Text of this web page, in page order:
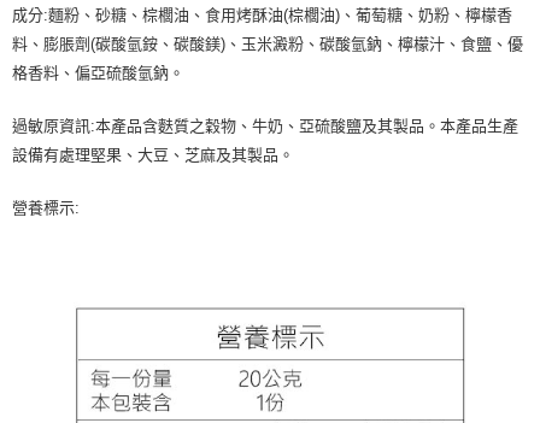
成分:麵粉、砂糖、棕櫚油、食用烤酥油(棕櫚油)、葡萄糖、奶粉、檸檬香
料、膨脹劑(碳酸氫銨、碳酸鎂)、玉米澱粉、碳酸氫鈉、檸檬汁、食鹽、優
格香料、偏亞硫酸氫鈉。
過敏原資訊:本產品含麩質之穀物、牛奶、亞硫酸鹽及其製品。本產品生產
設備有處理堅果、大豆、芝麻及其製品。
營養標示: